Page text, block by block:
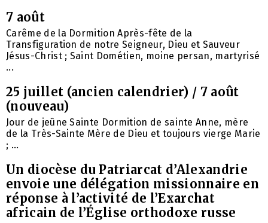
7 août
Carême de la Dormition Après-fête de la
Transfiguration de notre Seigneur, Dieu et Sauveur
Jésus-Christ ; Saint Dométien, moine persan, martyrisé
...
25 juillet (ancien calendrier) / 7 août
(nouveau)
Jour de jeûne Sainte Dormition de sainte Anne, mère
de la Très-Sainte Mère de Dieu et toujours vierge Marie
; ...
Un diocèse du Patriarcat d’Alexandrie
envoie une délégation missionnaire en
réponse à l’activité de l’Exarchat
africain de l’Église orthodoxe russe